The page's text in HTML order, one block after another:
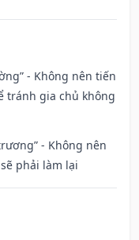
- Không nên tiến
tránh gia chủ không
- Không nên
phải làm lại